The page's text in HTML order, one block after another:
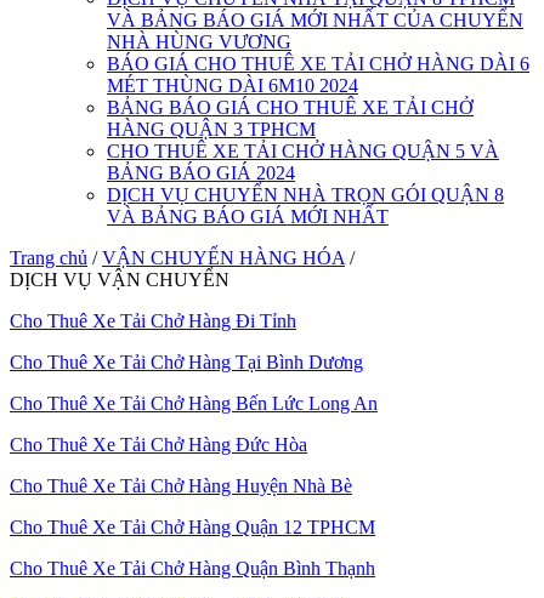
VÀ BẢNG BÁO GIÁ MỚI NHẤT CỦA CHUYỂN
NHÀ HÙNG VƯƠNG
BÁO GIÁ CHO THUÊ XE TẢI CHỞ HÀNG DÀI 6
MÉT THÙNG DÀI 6M10 2024
BẢNG BÁO GIÁ CHO THUÊ XE TẢI CHỞ
HÀNG QUẬN 3 TPHCM
CHO THUÊ XE TẢI CHỞ HÀNG QUẬN 5 VÀ
BẢNG BÁO GIÁ 2024
DỊCH VỤ CHUYỂN NHÀ TRỌN GÓI QUẬN 8
VÀ BẢNG BÁO GIÁ MỚI NHẤT
Trang chủ / VẬN CHUYỂN HÀNG HÓA /
DỊCH VỤ VẬN CHUYỂN
Cho Thuê Xe Tải Chở Hàng Đi Tỉnh
Cho Thuê Xe Tải Chở Hàng Tại Bình Dương
Cho Thuê Xe Tải Chở Hàng Bến Lức Long An
Cho Thuê Xe Tải Chở Hàng Đức Hòa
Cho Thuê Xe Tải Chở Hàng Huyện Nhà Bè
Cho Thuê Xe Tải Chở Hàng Quận 12 TPHCM
Cho Thuê Xe Tải Chở Hàng Quận Bình Thạnh